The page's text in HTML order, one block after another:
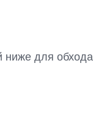
для